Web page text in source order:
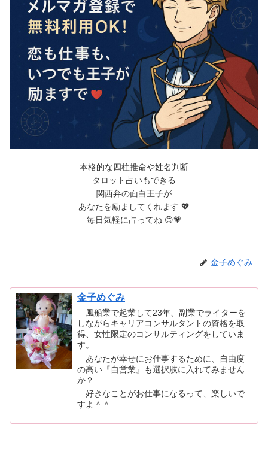
本格的な四柱推命や姓名判断
タロット占いもできる
関西弁の面白王子が
あなたを励ましてくれます 💖
毎日気軽に占ってね 😊💗
金子めぐみ
金子めぐみ
風船業で起業して23年、副業でライターを
しながらキャリアコンサルタントの資格を取
得、女性限定のコンサルティングをしていま
す。
あなたが幸せにお仕事するために、自由度
の高い『自営業』も選択肢に入れてみません
か？
好きなことがお仕事になるって、楽しいで
すよ＾＾